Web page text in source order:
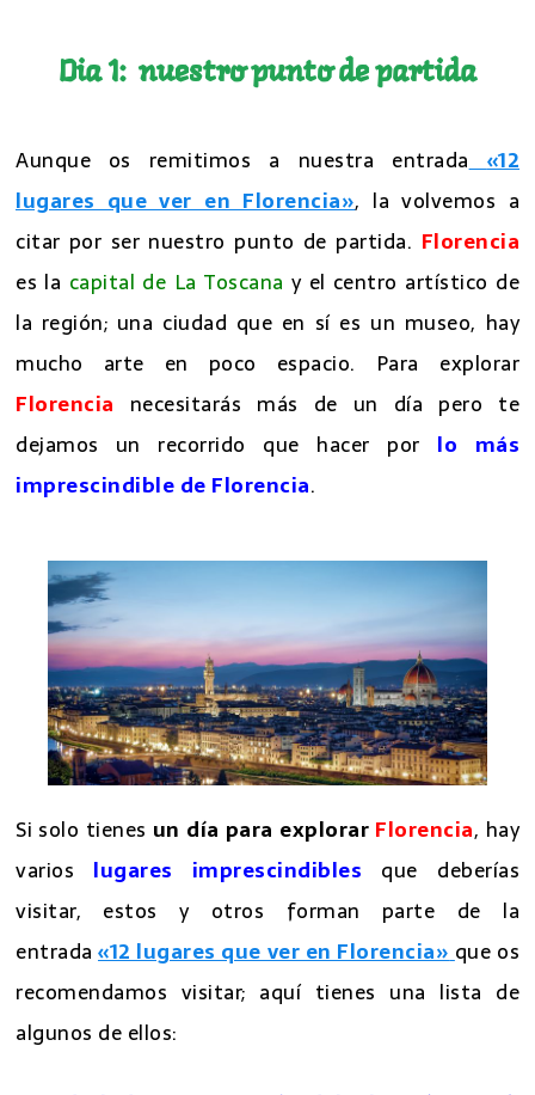
Dia 1:Florencia nuestro punto de
Aunque os remitimos a nuestra entrada «12
lugares que ver en Florencia», la volvemos a
citar por ser nuestro punto de partida.Florencia
es lacapital de La Toscanay el centro artístico de
la región; una ciudad que en sí es un museo, hay
mucho arte en poco espacio. Para explorar
Florencia
necesitarás más de un día pero te
dejamos un recorrido que hacer por
Si solo tienesun día para explorar Florencia, hay
varios
lugares imprescindibles
que deberías
visitar, estos y otros forman parte de la
entrada«12 lugares que ver en Florencia»que os
recomendamos visitar; aquí tienes una lista de